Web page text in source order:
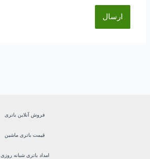
فروش آنلاین باتری
قیمت باتری ماشین
امداد باتری شبانه روزی